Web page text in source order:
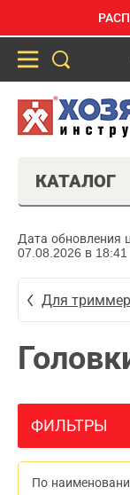
КАТАЛОГ
Дата обновления
07.08.2026 в 18:41
Для
ФИЛЬТРЫ
По